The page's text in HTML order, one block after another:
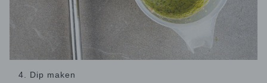
4. Dip maken